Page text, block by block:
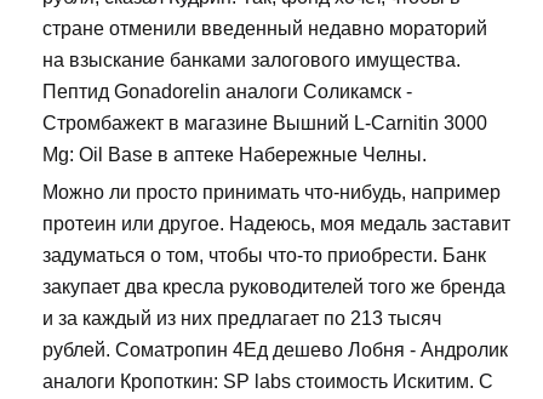
стране отменили введенный недавно мораторий
на взыскание банками залогового имущества.
Пептид Gonadorelin аналоги Соликамск -
Стромбажект в магазине Вышний L-Carnitin 3000
Mg: Oil Base в аптеке Набережные Челны.
Можно ли просто принимать что-нибудь, например
протеин или другое. Надеюсь, моя медаль заставит
задуматься о том, чтобы что-то приобрести. Банк
закупает два кресла руководителей того же бренда
и за каждый из них предлагает по 213 тысяч
рублей. Cоматропин 4Ед дешево Лобня - Андролик
аналоги Кропоткин: SP labs стоимость Искитим. С